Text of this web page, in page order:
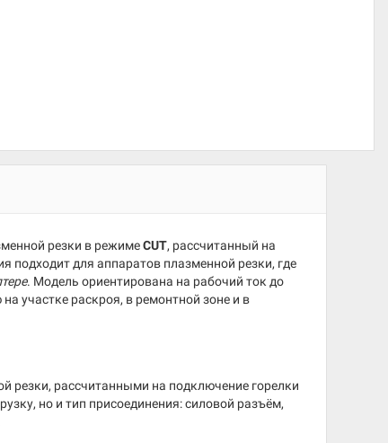
резки в режимеCUT, рассчитанный на
подходит для аппаратов плазменной резки, где
. Модель ориентирована на рабочий ток до
участке раскроя, в ремонтной зоне и в
резки, рассчитанными на подключение горелки
но и тип присоединения: силовой разъём,